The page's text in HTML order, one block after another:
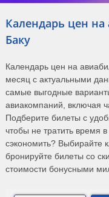
Календарь цен
Баку
Календарь цен на
месяц с актуальными
самые выгодные
авиакомпаний, включая
Подберите билеты с
чтобы не тратить время
сэкономить? Выбирайте
бронируйте билеты со
стоимости бонусными